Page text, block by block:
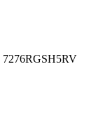
7276RGSH5RV